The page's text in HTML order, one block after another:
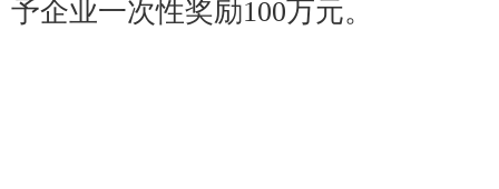
予企业一次性奖励100万元。